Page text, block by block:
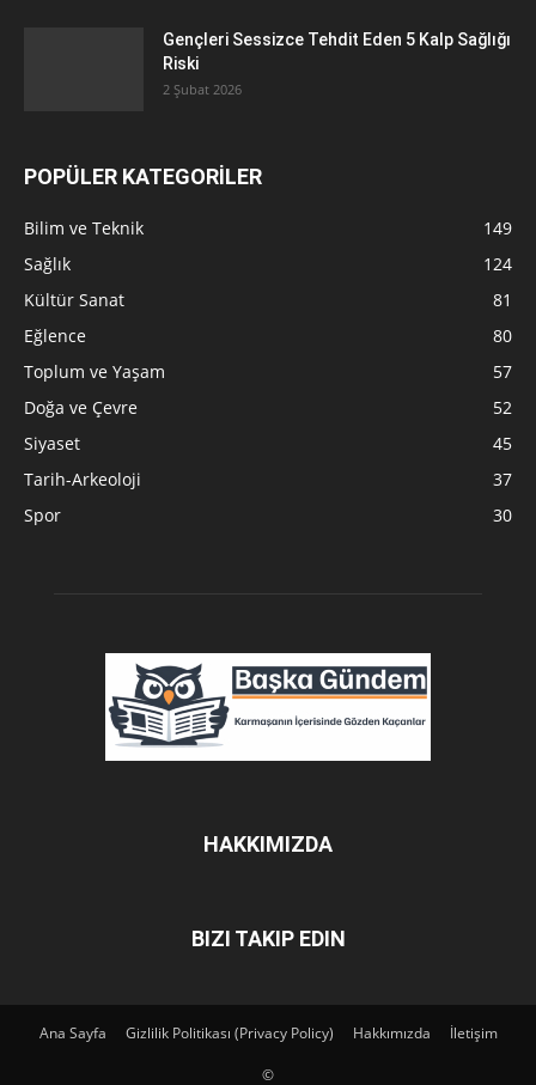
Gençleri Sessizce Tehdit Eden 5 Kalp Sağlığı
Riski
2 Şubat 2026
POPÜLER KATEGORİLER
Bilim ve Teknik
149
Sağlık
124
Kültür Sanat
81
Eğlence
80
Toplum ve Yaşam
57
Doğa ve Çevre
52
Siyaset
45
Tarih-Arkeoloji
37
Spor
30
HAKKIMIZDA
BIZI TAKIP EDIN
Ana Sayfa Gizlilik Politikası (Privacy Policy) Hakkımızda İletişim
©